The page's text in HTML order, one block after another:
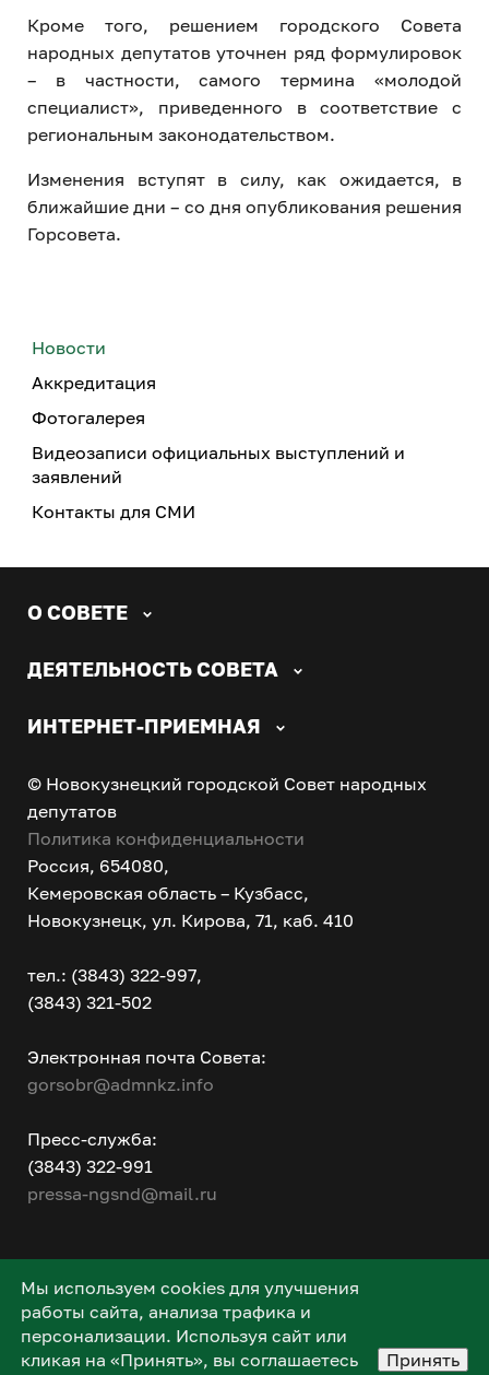
Кроме того, решением городского Совета
народных депутатов уточнен ряд формулировок
– в частности, самого термина «молодой
специалист», приведенного в соответствие с
региональным законодательством.
Изменения вступят в силу, как ожидается, в
ближайшие дни – со дня опубликования решения
Горсовета.
Новости
Аккредитация
Фотогалерея
Видеозаписи официальных выступлений и
заявлений
Контакты для СМИ
О СОВЕТЕ
ДЕЯТЕЛЬНОСТЬ СОВЕТА
ИНТЕРНЕТ-ПРИЕМНАЯ
© Новокузнецкий городской Совет народных
депутатов
Политика конфиденциальности
Россия, 654080,
Кемеровская область – Кузбасс,
Новокузнецк, ул. Кирова, 71, каб. 410
тел.: (3843) 322-997,
(3843) 321-502
Электронная почта Совета:
gorsobr@admnkz.info
Пресс-служба:
(3843) 322-991
pressa-ngsnd@mail.ru
Мы используем cookies для улучшения
работы сайта, анализа трафика и
персонализации. Используя сайт или
кликая на «Принять», вы соглашаетесь
Принять